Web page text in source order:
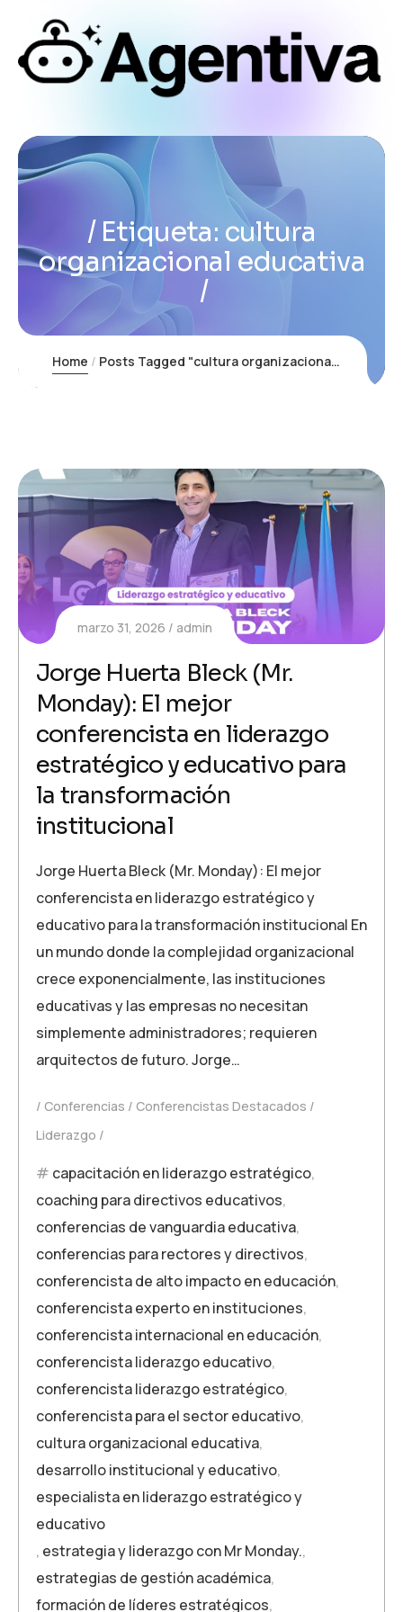
Etiqueta: cultura
organizacional educativa
Home Posts Tagged "cultura organizacional educativa"
marzo 31, 2026 admin
Jorge Huerta Bleck (Mr.
Monday): El mejor
conferencista en liderazgo
estratégico y educativo para
la transformación
institucional
Jorge Huerta Bleck (Mr. Monday): El mejor
conferencista en liderazgo estratégico y
educativo para la transformación institucional En
un mundo donde la complejidad organizacional
crece exponencialmente, las instituciones
educativas y las empresas no necesitan
simplemente administradores; requieren
arquitectos de futuro. Jorge…
Conferencias
Conferencistas Destacados
Liderazgo
capacitación en liderazgo estratégico,
coaching para directivos educativos,
conferencias de vanguardia educativa,
conferencias para rectores y directivos,
conferencista de alto impacto en educación,
conferencista experto en instituciones,
conferencista internacional en educación,
conferencista liderazgo educativo,
conferencista liderazgo estratégico,
conferencista para el sector educativo,
cultura organizacional educativa,
desarrollo institucional y educativo,
especialista en liderazgo estratégico y
educativo
, estrategia y liderazgo con Mr Monday.,
estrategias de gestión académica,
formación de líderes estratégicos,